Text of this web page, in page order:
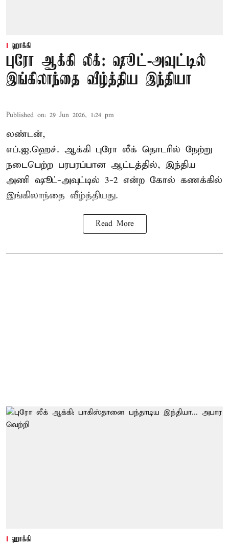
ஹாக்கி
புரோ ஆக்கி லீக்: ஷூட்-அவுட்டில்
இங்கிலாந்தை வீழ்த்திய இந்தியா
Published on: 29 Jun 2026, 1:24 pm
லண்டன்,
எப்.ஐ.ஹெச். ஆக்கி புரோ லீக் தொடரில் நேற்று
நடைபெற்ற பரபரப்பான ஆட்டத்தில், இந்திய
அணி ஷூட்-அவுட்டில் 3-2 என்ற கோல் கணக்கில்
இங்கிலாந்தை வீழ்த்தியது.
Read More
ஹாக்கி